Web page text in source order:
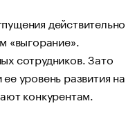
действительно
«выгорание».
сотрудников. Зато
уровень развития на
конкурентам.